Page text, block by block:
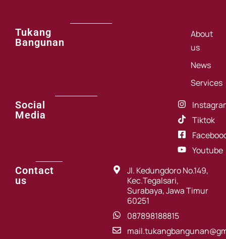
Tukang
Bangunan
About
us
News
Services
Social
Media
Tiktok
Youtube
Contact
us
Jl. Kedungdoro No.149,
Kec.Tegalsari,
Surabaya, Jawa Timur
60251
087898188815